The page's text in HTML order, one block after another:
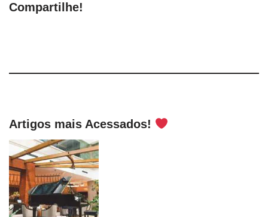
Compartilhe!
Artigos mais Acessados!